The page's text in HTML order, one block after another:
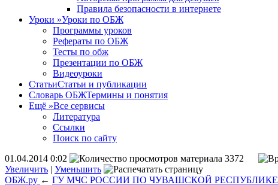
Правила безопасности в интернете
Уроки »Уроки по ОБЖ
Программы уроков
Рефераты по ОБЖ
Тесты по обж
Презентации по ОБЖ
Видеоуроки
СтатьиСтатьи и публикации
Словарь ОБЖТермины и понятия
Ещё »Все сервисы
Литература
Ссылки
Поиск по сайту
01.04.2014 0:02
3372
Увеличить | Уменьшить
ОБЖ.ру ← ГУ МЧС РОССИИ ПО ЧУВАШСКОЙ РЕСПУБЛИКЕ